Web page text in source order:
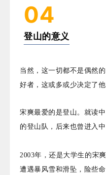
04
登山的意义
当然，这一切都不是偶然
好者，这或多或少决定了他
宋爽最爱的是登山。就读
的登山队，后来也曾进入中
2003年，还是大学生的宋
遭遇暴风雪和滑坠，险些